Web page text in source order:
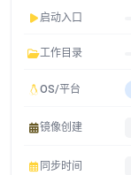
启动入口
工作目录
OS/平台
镜像创建
同步时间